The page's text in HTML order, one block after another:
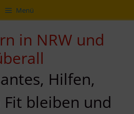
Menü
in NRW und
Hilfen,
bleiben und